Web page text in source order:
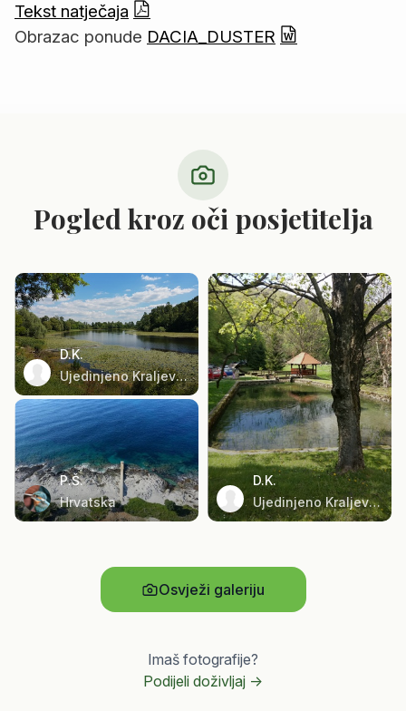
Tekst natječaja
Obrazac ponude DACIA_DUSTER
Pogled kroz oči posjetitelja
D.K.
Ujedinjeno Kraljevstvo
P.Š.
Hrvatska
D.K.
Ujedinjeno Kraljevstvo
Osvježi galeriju
Imaš fotografije?
Podijeli doživljaj ->